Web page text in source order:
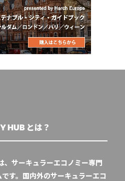
HUB とは？
サーキュラーエコノミー専門
す。国内外のサーキュラーエコ